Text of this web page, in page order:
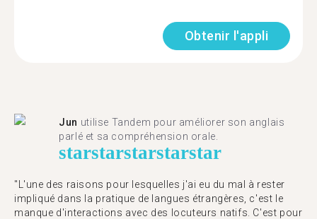
Obtenir l'appli
Jun utilise Tandem pour améliorer son anglais
parlé et sa compréhension orale.
starstarstarstarstar
"L'une des raisons pour lesquelles j'ai eu du mal à rester
impliqué dans la pratique de langues étrangères, c'est le
manque d'interactions avec des locuteurs natifs. C'est pour